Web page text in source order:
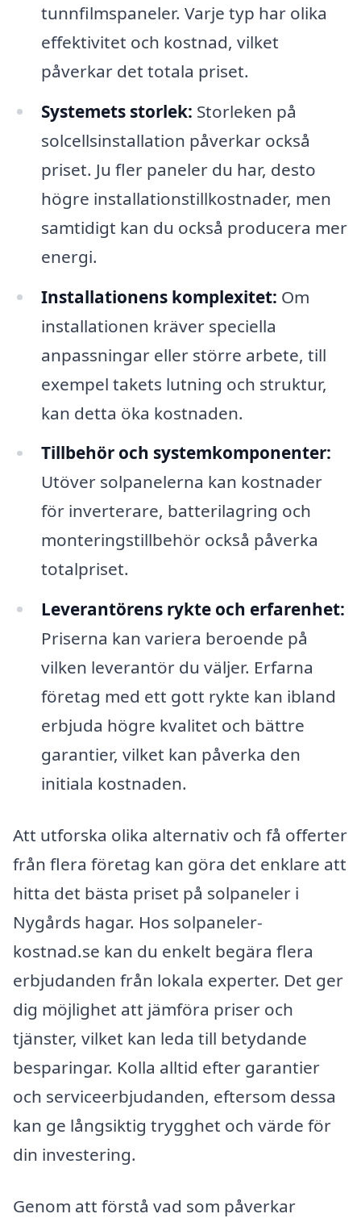
tunnfilmspaneler. Varje typ har olika
effektivitet och kostnad, vilket
påverkar det totala priset.
Systemets storlek: Storleken på
solcellsinstallation påverkar också
priset. Ju fler paneler du har, desto
högre installationstillkostnader, men
samtidigt kan du också producera mer
energi.
Installationens komplexitet: Om
installationen kräver speciella
anpassningar eller större arbete, till
exempel takets lutning och struktur,
kan detta öka kostnaden.
Tillbehör och systemkomponenter:
Utöver solpanelerna kan kostnader
för inverterare, batterilagring och
monteringstillbehör också påverka
totalpriset.
Leverantörens rykte och erfarenhet:
Priserna kan variera beroende på
vilken leverantör du väljer. Erfarna
företag med ett gott rykte kan ibland
erbjuda högre kvalitet och bättre
garantier, vilket kan påverka den
initiala kostnaden.
Att utforska olika alternativ och få offerter
från flera företag kan göra det enklare att
hitta det bästa priset på solpaneler i
Nygårds hagar. Hos solpaneler-
kostnad.se kan du enkelt begära flera
erbjudanden från lokala experter. Det ger
dig möjlighet att jämföra priser och
tjänster, vilket kan leda till betydande
besparingar. Kolla alltid efter garantier
och serviceerbjudanden, eftersom dessa
kan ge långsiktig trygghet och värde för
din investering.
Genom att förstå vad som påverkar